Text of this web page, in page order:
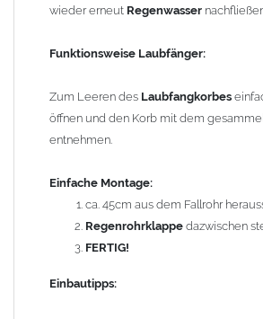
Um die Standsicherheit vonder
Rohrbefestigungen ggf. ein bis zwei
Technische Informationen:
Außendurchmesser 80mm
freier Innendurchmesser (Wassersammler):
(Querschnittsverjüngung!)
Gesamthöhe: 550mm
Schlauch: mit Messinganschluss
wieder erneut Regenwasser
Funktionsweise Laubfänger:
Zum Leeren des Laubfangkorbes
öffnen und den Korb mit dem
entnehmen.
Einfache Montage:
ca. 45cm aus dem Fallrohr
Regenrohrklappe dazwischen
FERTIG!
Einbautipps: